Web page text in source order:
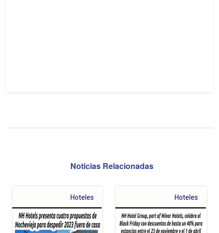
Noticias Relacionadas
Hoteles Hoteles